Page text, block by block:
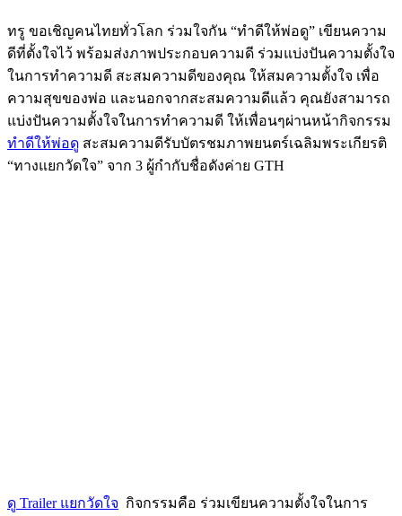
ทรู ขอเชิญคนไทยทั่วโลก ร่วมใจกัน “ทำดีให้พ่อดู” เขียนความ
ดีที่ตั้งใจไว้ พร้อมส่งภาพประกอบความดี ร่วมแบ่งปันความตั้งใจ
ในการทำความดี สะสมความดีของคุณ ให้สมความตั้งใจ เพื่อ
ความสุขของพ่อ และนอกจากสะสมความดีแล้ว คุณยังสามารถ
แบ่งปันความตั้งใจในการทำความดี ให้เพื่อนๆผ่านหน้ากิจกรรม
ทำดีให้พ่อดู สะสมความดีรับบัตรชมภาพยนตร์เฉลิมพระเกียรติ
“ทางแยกวัดใจ” จาก 3 ผู้กำกับชื่อดังค่าย GTH
ดู Trailer แยกวัดใจ กิจกรรมคือ ร่วมเขียนความตั้งใจในการ